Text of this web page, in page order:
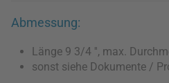
Abmessung:
Länge 9 3/4 '', max.
sonst siehe Dokumente /